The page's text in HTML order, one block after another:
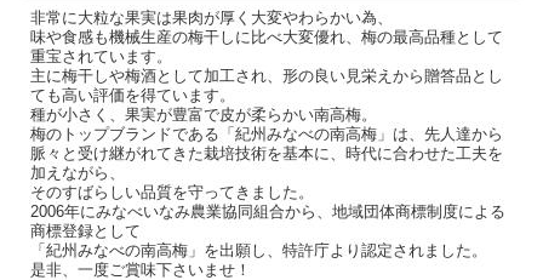
非常に大粒な果実は果肉が厚く大変やわらかい為、
味や食感も機械生産の梅干しに比べ大変優れ、梅の最高品種として
重宝されています。
主に梅干しや梅酒として加工され、形の良い見栄えから贈答品とし
ても高い評価を得ています。
種が小さく、果実が豊富で皮が柔らかい南高梅。
梅のトップブランドである「紀州みなべの南高梅」は、先人達から
脈々と受け継がれてきた栽培技術を基本に、時代に合わせた工夫を
加えながら、
そのすばらしい品質を守ってきました。
2006年にみなべいなみ農業協同組合から、地域団体商標制度による
商標登録として
「紀州みなべの南高梅」を出願し、特許庁より認定されました。
是非、一度ご賞味下さいませ！